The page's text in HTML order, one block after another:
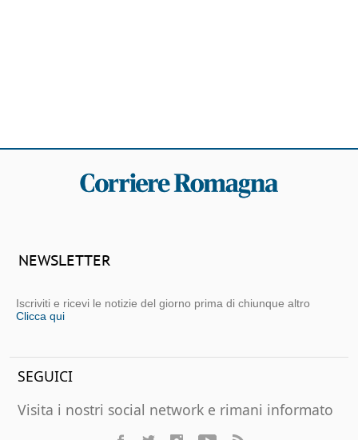
NEWSLETTER
Iscriviti e ricevi le notizie del giorno prima di chiunque altro
Clicca qui
SEGUICI
Visita i nostri social network e rimani informato